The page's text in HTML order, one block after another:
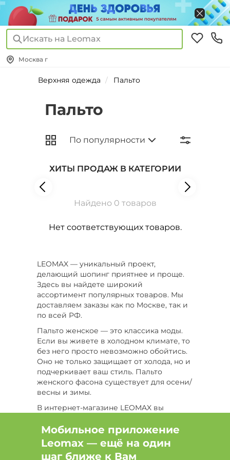
Искать на Leomax
Москва г
Верхняя одежда Пальто
Пальто
ХИТЫ ПРОДАЖ В КАТЕГОРИИ
Найдено 0 товаров
Нет соответствующих товаров.
LEOMAX — уникальный проект,
делающий шопинг приятнее и проще.
Здесь вы найдете широкий
ассортимент популярных товаров. Мы
доставляем заказы как по Москве, так и
по всей РФ.
Пальто женское — это классика моды.
Если вы живете в холодном климате, то
без него просто невозможно обойтись.
Оно не только защищает от холода, но и
подчеркивает ваш стиль. Пальто
женского фасона существует для осени/
весны и зимы.
В интернет-магазине LEOMAX вы
Классическое пальто — базовая
вещь осенне-зимнего гардероба.
По типу силуэта делится на А-
Мобильное приложение
Leomax — ещё на один
шаг ближе к Вам